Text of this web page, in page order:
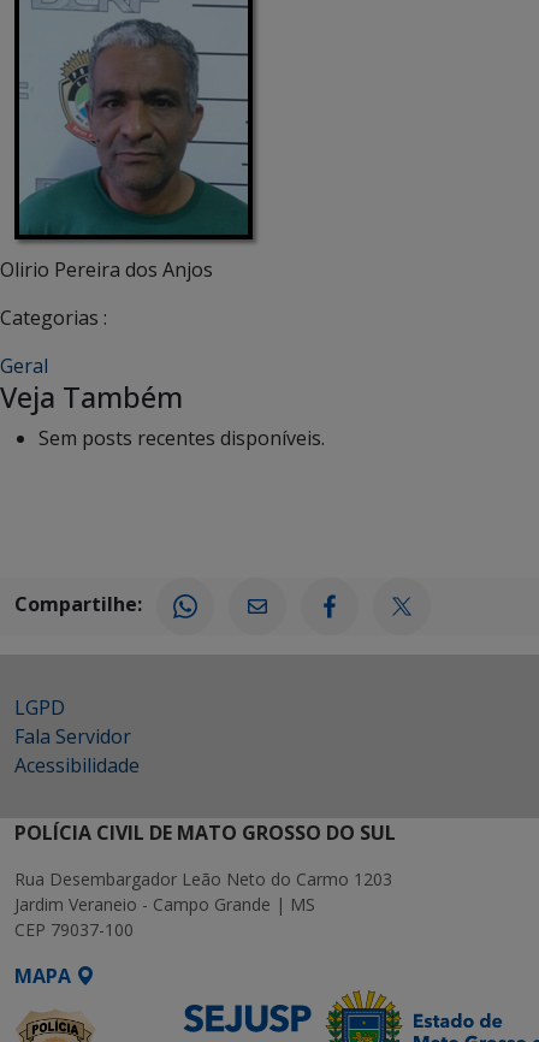
Olirio Pereira dos Anjos
Categorias :
Geral
Veja Também
Sem posts recentes disponíveis.
Compartilhe:
LGPD
Fala Servidor
Acessibilidade
POLÍCIA CIVIL DE MATO GROSSO DO SUL
Rua Desembargador Leão Neto do Carmo 1203
Jardim Veraneio - Campo Grande | MS
CEP 79037-100
MAPA